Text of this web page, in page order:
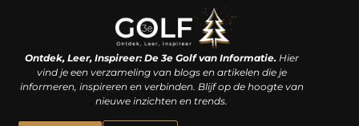
Ontdek, Leer, Inspireer: De 3e Golf van Informatie.Hier
vind je een verzameling van blogs en artikelen die je
informeren, inspireren en verbinden. Blijf op de hoogte van
nieuwe inzichten en trends.